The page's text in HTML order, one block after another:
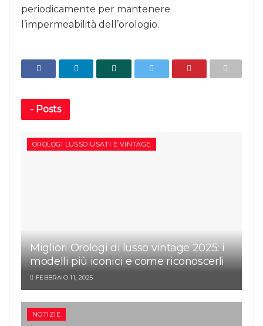
periodicamente per mantenere
l’impermeabilità dell’orologio.
- Posts
OROLOGI LUSSO USATI E VINTAGE
Migliori Orologi di lusso vintage 2025: i
modelli più iconici e come riconoscerli
FEBBRAIO 11, 2025
NOTIZIE